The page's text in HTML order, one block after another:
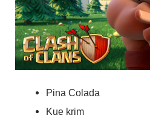
Pina Colada
Kue krim